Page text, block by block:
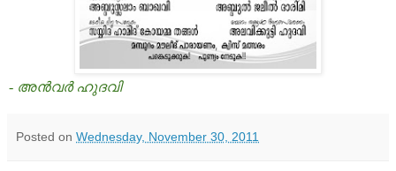
- അന്‍വര്‍ ഹുദവി
Posted on Wednesday, November 30, 2011